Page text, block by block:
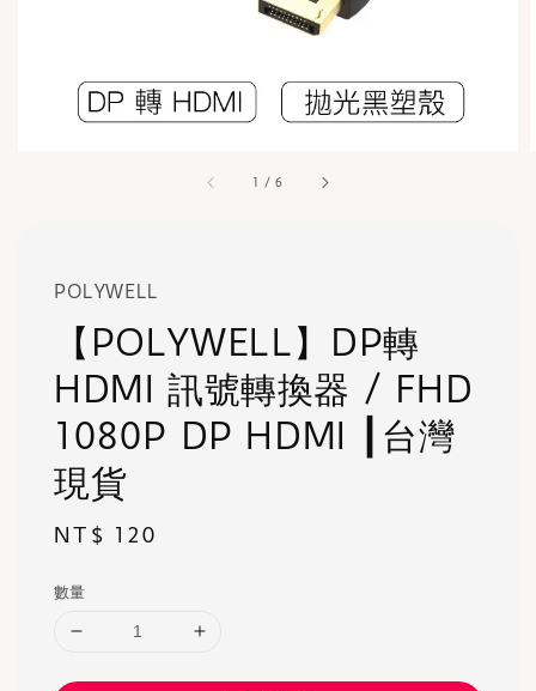
1 /6
POLYWELL
【POLYWELL】DP轉
HDMI 訊號轉換器 / FHD
1080P DP HDMI ┃台灣
現貨
Regular
NT$ 120
數量